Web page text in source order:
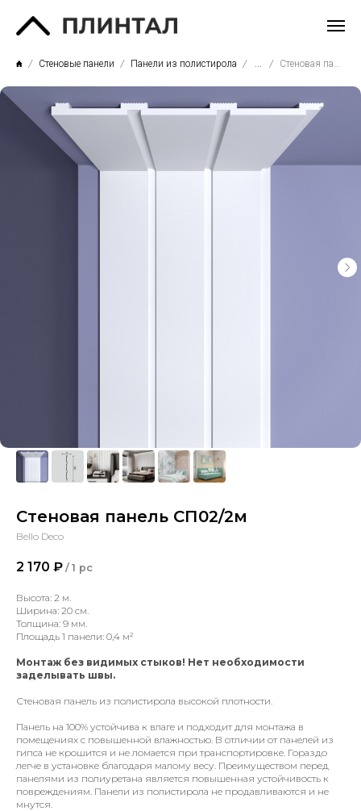
Стеновые панели Панели из полистирола
Стеновая панель СП02/2м
Bello Deco
2 170 ₽ / 1 pc
Высота: 2 м.
Ширина: 20 см.
Толщина: 9 мм.
Площадь 1 панели: 0,4 м²
Монтаж без видимых стыков! Нет необходимости
заделывать швы.
Стеновая панель из полистирола высокой плотности.
Панель на 100% устойчива к влаге и подходит для монтажа в
помещениях с повышенной влажностью. В отличии от панелей из
гипса не крошится и не ломается при транспортировке. Гораздо
легче в установке благодаря малому весу. Преимуществом перед
панелями из полиуретана является повышенная устойчивость к
повреждениям. Панели из полистирола не продавливаются и не
мнутся.